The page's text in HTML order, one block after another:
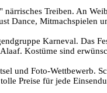
Treiben. An
Dance, Mitmachspielen
Karneval. Das
Kostüme sind
und Foto-Wettbewerb.
Preise für jede